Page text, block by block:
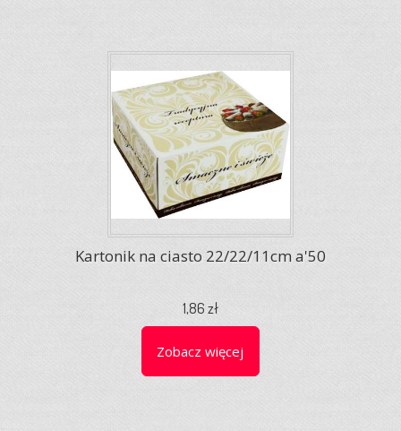
Kartonik na ciasto 22/22/11cm a'50
1,86 zł
Zobacz więcej